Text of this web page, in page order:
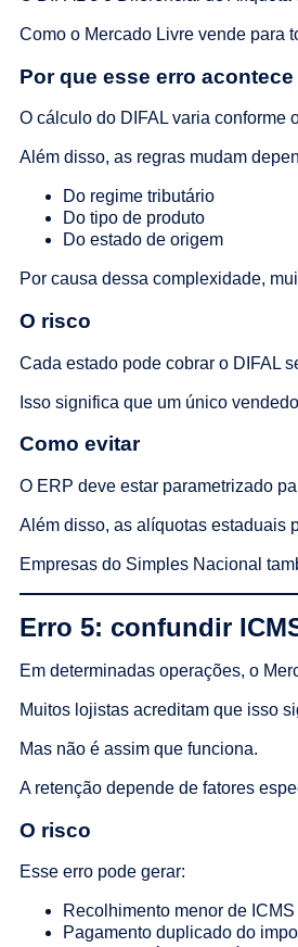
Como o Mercado Livre vende para
Por que esse erro acontece
O cálculo do DIFAL varia conforme
Além disso, as regras mudam
Do regime tributário
Do tipo de produto
Do estado de origem
Por causa dessa complexidade,
O risco
Cada estado pode cobrar o DIFAL
Isso significa que um único
Como evitar
O ERP deve estar parametrizado
Além disso, as alíquotas estaduais
Empresas do Simples Nacional
Erro 5: confundir
Em determinadas operações, o
Muitos lojistas acreditam que isso
Mas não é assim que funciona.
A retenção depende de fatores
O risco
Esse erro pode gerar:
Recolhimento menor de ICMS
Pagamento duplicado do